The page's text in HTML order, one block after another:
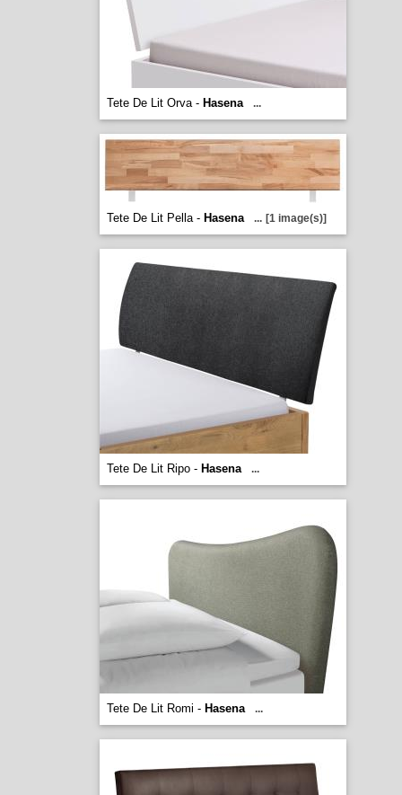
Tete De Lit Orva - Hasena ...
Tete De Lit Pella - Hasena ... [1 image(s)]
Tete De Lit Ripo - Hasena ...
Tete De Lit Romi - Hasena ...